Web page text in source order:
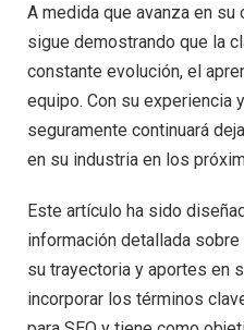
A medida que avanza en su
sigue demostrando que la
constante evolución, el
equipo. Con su experiencia
seguramente continuará
en su industria en los
Este artículo ha sido
información detallada sobre
su trayectoria y aportes en
incorporar los términos